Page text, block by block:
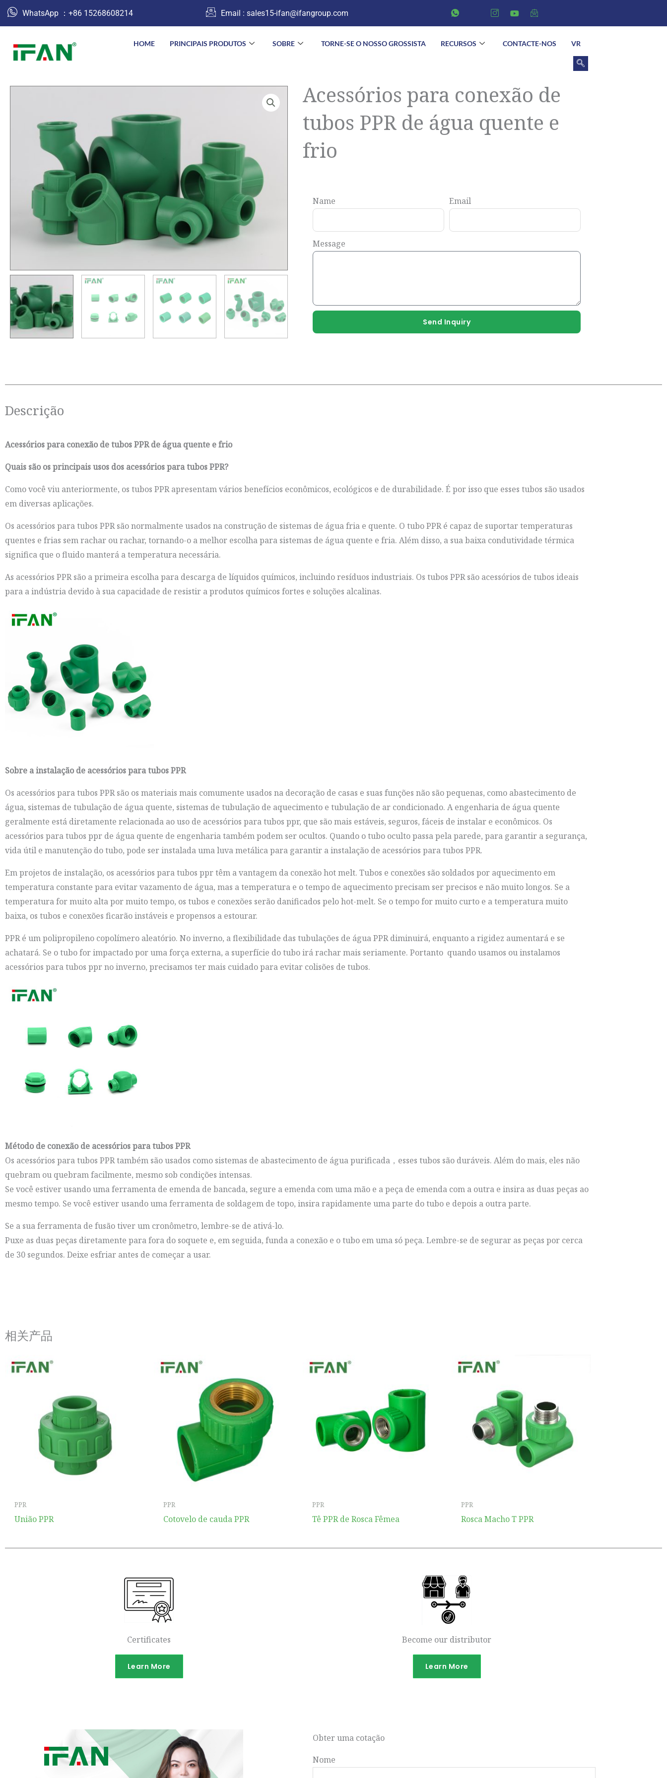
WhatsApp ：+86 15268608214 Email : sales15-ifan@ifangroup.com
HOME PRINCIPAIS PRODUTOS SOBRE TORNE-SE O NOSSO GROSSISTA RECURSOS CONTACTE-NOS VR
Acessórios para conexão de
tubos PPR de água quente e
frio
Name Email
Message
Send Inquiry
Descrição
Acessórios para conexão de tubos PPR de água quente e frio
Quais são os principais usos dos acessórios para tubos PPR?
Como você viu anteriormente, os tubos PPR apresentam vários benefícios econômicos, ecológicos e de durabilidade. É por isso que esses tubos são usados ​​
em diversas aplicações.
Os acessórios para tubos PPR são normalmente usados ​​na construção de sistemas de água fria e quente. O tubo PPR é capaz de suportar temperaturas
quentes e frias sem rachar ou rachar, tornando-o a melhor escolha para sistemas de água quente e fria. Além disso, a sua baixa condutividade térmica
significa que o fluido manterá a temperatura necessária.
As acessórios PPR são a primeira escolha para descarga de líquidos químicos, incluindo resíduos industriais. Os tubos PPR são acessórios de tubos ideais
para a indústria devido à sua capacidade de resistir a produtos químicos fortes e soluções alcalinas.
Sobre a instalação de acessórios para tubos PPR
Os acessórios para tubos PPR são os materiais mais comumente usados ​​​​na decoração de casas e suas funções não são pequenas, como abastecimento de
água, sistemas de tubulação de água quente, sistemas de tubulação de aquecimento e tubulação de ar condicionado. A engenharia de água quente
geralmente está diretamente relacionada ao uso de acessórios para tubos ppr, que são mais estáveis, seguros, fáceis de instalar e econômicos. Os
acessórios para tubos ppr de água quente de engenharia também podem ser ocultos. Quando o tubo oculto passa pela parede, para garantir a segurança,
vida útil e manutenção do tubo, pode ser instalada uma luva metálica para garantir a instalação de acessórios para tubos PPR.
Em projetos de instalação, os acessórios para tubos ppr têm a vantagem da conexão hot melt. Tubos e conexões são soldados por aquecimento em
temperatura constante para evitar vazamento de água, mas a temperatura e o tempo de aquecimento precisam ser precisos e não muito longos. Se a
temperatura for muito alta por muito tempo, os tubos e conexões serão danificados pelo hot-melt. Se o tempo for muito curto e a temperatura muito
baixa, os tubos e conexões ficarão instáveis ​​e propensos a estourar.
PPR é um polipropileno copolímero aleatório. No inverno, a flexibilidade das tubulações de água PPR diminuirá, enquanto a rigidez aumentará e se
achatará. Se o tubo for impactado por uma força externa, a superfície do tubo irá rachar mais seriamente. Portanto quando usamos ou instalamos
acessórios para tubos ppr no inverno, precisamos ter mais cuidado para evitar colisões de tubos.
Método de conexão de acessórios para tubos PPR
Os acessórios para tubos PPR também são usados ​​como sistemas de abastecimento de água purificada，esses tubos são duráveis. Além do mais, eles não
quebram ou quebram facilmente, mesmo sob condições intensas.
Se você estiver usando uma ferramenta de emenda de bancada, segure a emenda com uma mão e a peça de emenda com a outra e insira as duas peças ao
mesmo tempo. Se você estiver usando uma ferramenta de soldagem de topo, insira rapidamente uma parte do tubo e depois a outra parte.
Se a sua ferramenta de fusão tiver um cronômetro, lembre-se de ativá-lo.
Puxe as duas peças diretamente para fora do soquete e, em seguida, funda a conexão e o tubo em uma só peça. Lembre-se de segurar as peças por cerca
de 30 segundos. Deixe esfriar antes de começar a usar.
相关产品
PPR
União PPR
PPR
Cotovelo de cauda PPR
PPR
Tê PPR de Rosca Fêmea
PPR
Rosca Macho T PPR
Certificates
Learn More
Become our distributor
Learn More
Obter uma cotação
Nome